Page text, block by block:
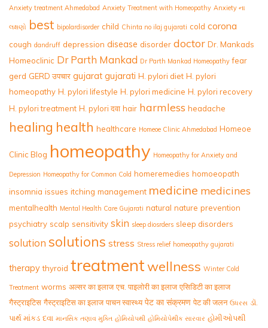
Anxiety treatment Ahmedabad Anxiety Treatment with Homeopathy Anxiety ના
લક્ષણો best bipolardisorder child Chinta no ilaj gujarati cold corona
cough dandruff depression disease disorder doctor Dr. Mankads
Homeoclinic Dr Parth Mankad Dr Parth Mankad Homeopathy fear
gerd GERD उपचार gujarat gujarati H. pylori diet H. pylori
homeopathy H. pylori lifestyle H. pylori medicine H. pylori recovery
H. pylori treatment H. pylori दवा hair harmless headache
healing health healthcare Homeoe Clinic Ahmedabad Homeoe
Clinic Blog homeopathy Homeopathy for Anxiety and
Depression Homeopathy for Common Cold homeremedies homoeopath
insomnia issues itching management medicine medicines
mentalhealth Mental Health Care Gujarati natural nature prevention
psychiatry scalp sensitivity skin sleep diosrders sleep disorders
solution solutions stress Stress relief homeopathy gujarati
therapy thyroid treatmentwellness Winter Cold
Treatment worms अल्सर का इलाज एच. पाइलोरी का इलाज एसिडिटी का इलाज
गैस्ट्राइटिस गैस्ट्राइटिस का इलाज पाचन स्वास्थ्य पेट का संक्रमण पेट की जलन ઉધરસ ડૉ.
પાર્થ માંકડ દવા માનસિક તણાવ મુક્તિ હોમિયોપથી હોમિયોપેથીક સારવાર હોમીઓપથી